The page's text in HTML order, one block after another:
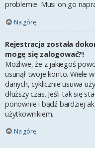
problemie. Musi on go
Na górę
Rejestracja została
mogę się zalogować?!
Możliwe, że z jakiegoś
usunął twoje konto. Wiele
danych, cyklicznie usuwa
dłuższy czas. Jeśli tak się
ponownie i bądź bardziej
użytkownikiem.
Na górę